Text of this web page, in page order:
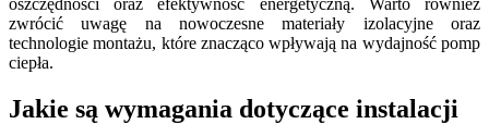
oszczędności oraz efektywność energetyczną. Warto również
zwrócić uwagę na nowoczesne materiały izolacyjne oraz
technologie montażu, które znacząco wpływają na wydajność pomp
ciepła.
Jakie są wymagania dotyczące instalacji